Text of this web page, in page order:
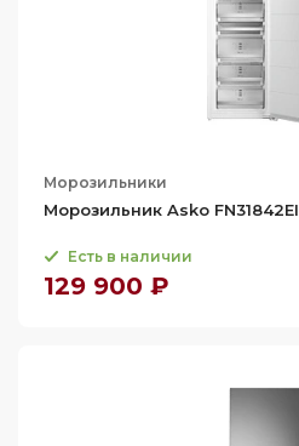
Морозильники
Морозильник Asko FN31842EI
Есть в наличии
129 900 ₽